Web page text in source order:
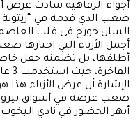
أجواء الرفاهية سادت عرض
صعب الذي قدمه في “زيتونة
السان جورج في قلب
أجمل الأزياء التي
أطلقها، بل تضمنه حفل
صعب عرضه في أسواق
أبهر الحضور في نادي اليخوت.